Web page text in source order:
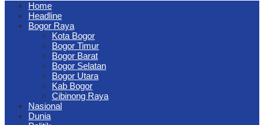
Home
Headline
Bogor Raya
Kota Bogor
Bogor Timur
Bogor Barat
Bogor Selatan
Bogor Utara
Kab Bogor
Cibinong Raya
Nasional
Dunia